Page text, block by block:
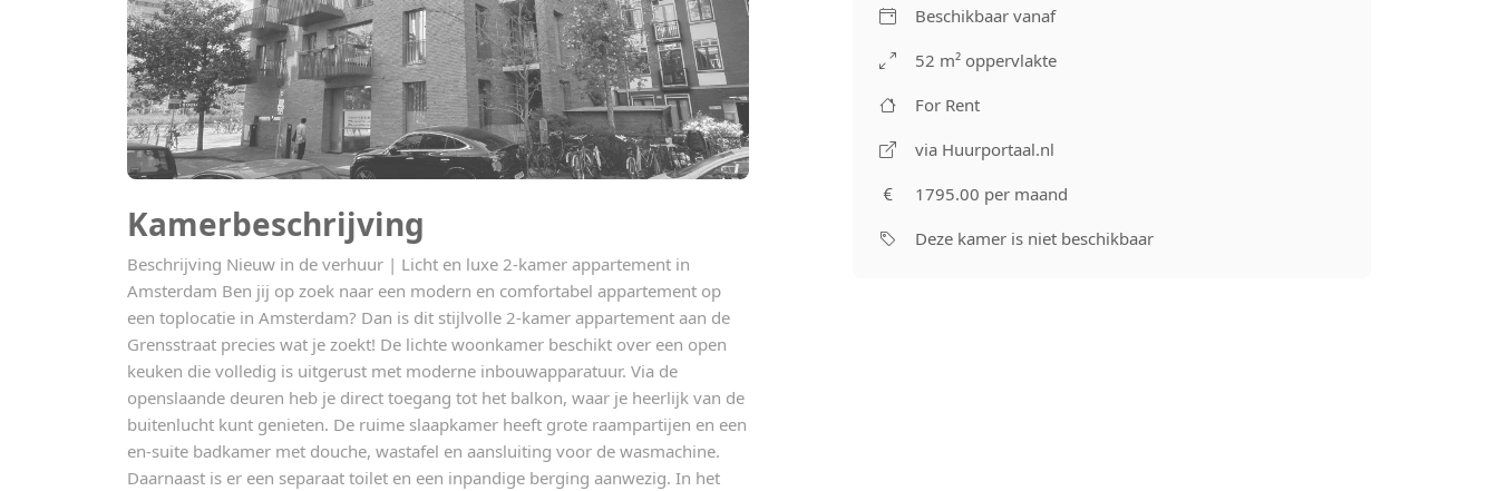
Kamerbeschrijving
Beschrijving Nieuw in de verhuur | Licht en luxe 2-kamer appartement in
Amsterdam Ben jij op zoek naar een modern en comfortabel appartement op
een toplocatie in Amsterdam? Dan is dit stijlvolle 2-kamer appartement aan de
Grensstraat precies wat je zoekt! De lichte woonkamer beschikt over een open
keuken die volledig is uitgerust met moderne inbouwapparatuur. Via de
openslaande deuren heb je direct toegang tot het balkon, waar je heerlijk van de
buitenlucht kunt genieten. De ruime slaapkamer heeft grote raampartijen en een
en-suite badkamer met douche, wastafel en aansluiting voor de wasmachine.
Daarnaast is er een separaat toilet en een inpandige berging aanwezig. In het
Beschikbaar vanaf
52 m² oppervlakte
For Rent
via Huurportaal.nl
1795.00 per maand
Deze kamer is niet beschikbaar